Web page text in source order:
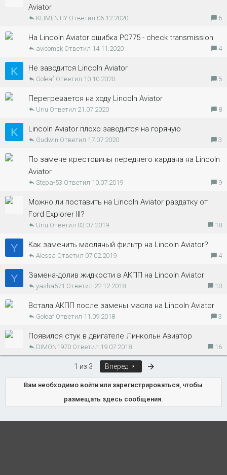
Aviator
6
06.12.2020
KLIMENTIY
На Lincoln Aviator ошибка Р0775 - check transmission
4
14.11.2020
avicomsk
K Не заводится Lincoln Aviator
5
10.10.2020
Goleaf
Перегревается на ходу Lincoln Aviator
8
21.07.2020
Uriu
K Lincoln Aviator плохо заводится на горячую
3
17.07.2020
Gudwin
По замене крестовины переднего кардана на Lincoln
Aviator
9
10.07.2019
Stepa-53
Можно ли поставить на Lincoln Aviator раздатку от
Ford Explorer III?
18
03.07.2019
Uriu
Y Как заменить масляный фильтр на Lincoln Aviator?
4
07.02.2019
Alessa
Y Замена-долив жидкости в АКПП на Lincoln Aviator
10
22.12.2018
yasha571
Встала АКПП после замены масла на Lincoln Aviator
3
11.09.2018
Goleaf
Появился стук в двигателе Линкольн Авиатор
16
19.07.2018
DIMON1970
1 из 3 Вперед
Вам необходимо войти или зарегистрироваться, чтобы
размещать здесь сообщения.